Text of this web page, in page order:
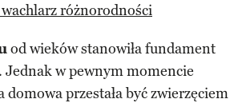
różnorodności
od wieków stanowiła fundament
w pewnym momencie
przestała być zwierzęciem